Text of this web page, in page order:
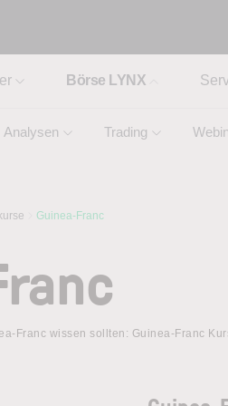
Börse LYNX
Analysen Trading
Guinea-Franc
Franc wissen sollten: Guinea-Franc